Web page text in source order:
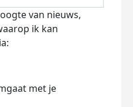
van nieuws,
ik kan
met je